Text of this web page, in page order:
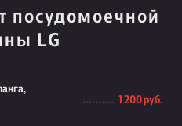
посудомоечной
LG
1 200 руб.